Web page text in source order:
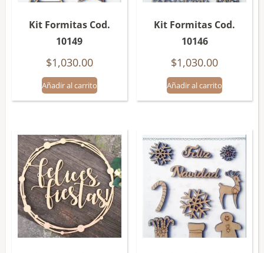
Kit Formitas Cod.
10149
$1,030.00
Añadir al carrito
Kit Formitas Cod.
10146
$1,030.00
Añadir al carrito